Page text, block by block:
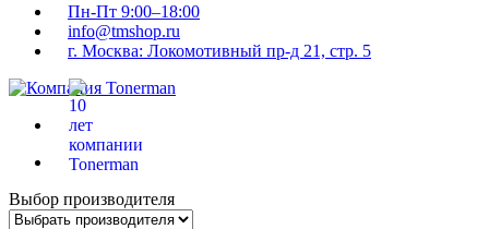
Пн-Пт 9:00–18:00
info@tmshop.ru
г. Москва: Локомотивный пр-д 21, стр. 5
Выбор производителя